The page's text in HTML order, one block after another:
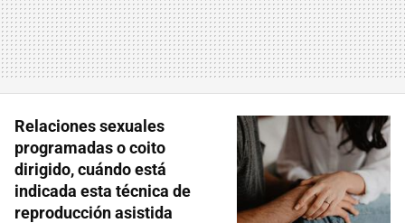
Relaciones sexuales
programadas o coito
dirigido, cuándo está
indicada esta técnica de
reproducción asistida